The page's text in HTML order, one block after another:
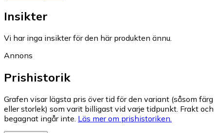
Insikter
Vi har inga insikter för den här produkten ännu.
Annons
Prishistorik
Grafen visar lägsta pris över tid för den variant (såsom färg
eller storlek) som varit billigast vid varje tidpunkt. Frakt och
begagnat ingår inte. Läs mer om prishistoriken.